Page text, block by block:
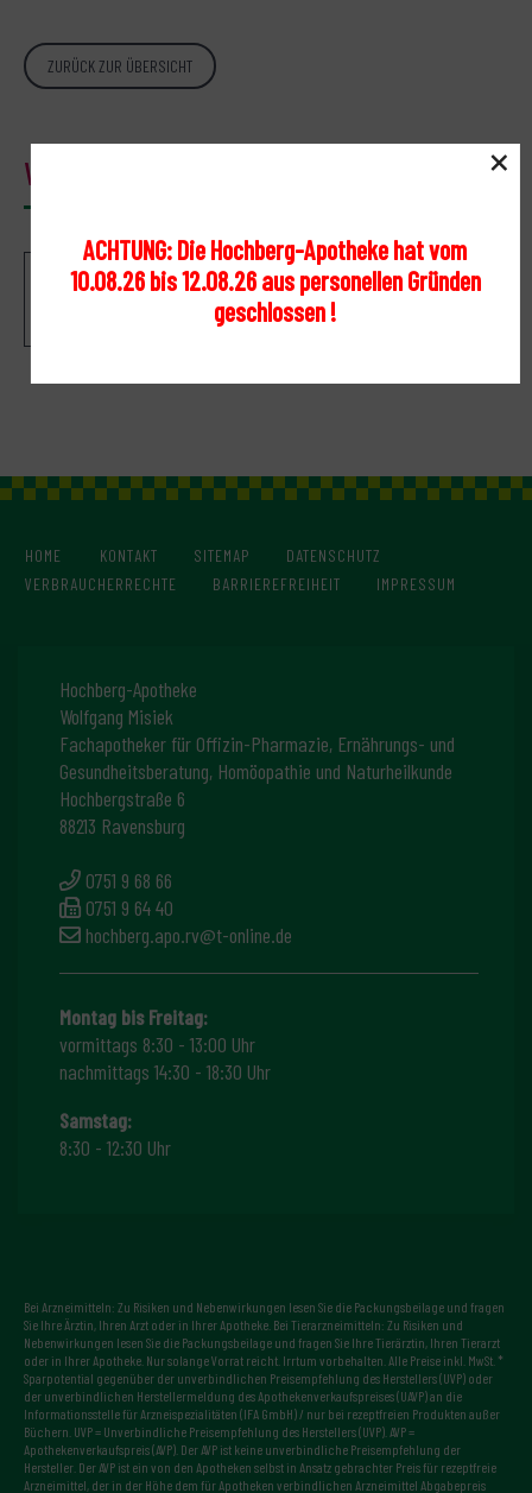
ZURÜCK ZUR ÜBERSICHT
Warenkorb
Ihr Warenkorb ist leer.
HOME KONTAKT SITEMAP
DATENSCHUTZ
VERBRAUCHERRECHTE
BARRIEREFREIHEIT IMPRESSUM
Hochberg-Apotheke
Wolfgang Misiek
Fachapotheker für Offizin-Pharmazie, Ernährungs- und
Gesundheitsberatung, Homöopathie und Naturheilkunde
Hochbergstraße 6
88213 Ravensburg
0751 9 68 66
0751 9 64 40
hochberg.apo.rv@t-online.de
Montag bis Freitag:
vormittags 8:30 - 13:00 Uhr
nachmittags 14:30 - 18:30 Uhr
Samstag:
8:30 - 12:30 Uhr
Bei Arzneimitteln: Zu Risiken und Nebenwirkungen lesen Sie die Packungsbeilage und fragen
Sie Ihre Ärztin, Ihren Arzt oder in Ihrer Apotheke. Bei Tierarzneimitteln: Zu Risiken und
Nebenwirkungen lesen Sie die Packungsbeilage und fragen Sie Ihre Tierärztin, Ihren Tierarzt
oder in Ihrer Apotheke. Nur solange Vorrat reicht. Irrtum vorbehalten. Alle Preise inkl. MwSt. *
Sparpotential gegenüber der unverbindlichen Preisempfehlung des Herstellers (UVP) oder
der unverbindlichen Herstellermeldung des Apothekenverkaufspreises (UAVP) an die
Informationsstelle für Arzneispezialitäten (IFA GmbH) / nur bei rezeptfreien Produkten außer
Büchern. UVP = Unverbindliche Preisempfehlung des Herstellers (UVP). AVP =
Apothekenverkaufspreis (AVP). Der AVP ist keine unverbindliche Preisempfehlung der
Hersteller. Der AVP ist ein von den Apotheken selbst in Ansatz gebrachter Preis für rezeptfreie
Arzneimittel, der in der Höhe dem für Apotheken verbindlichen Arzneimittel Abgabepreis
×
ACHTUNG: Die Hochberg-Apotheke hat vom
10.08.26 bis 12.08.26 aus personellen Gründen
geschlossen !